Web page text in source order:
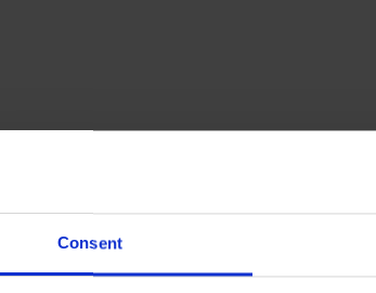
Consent